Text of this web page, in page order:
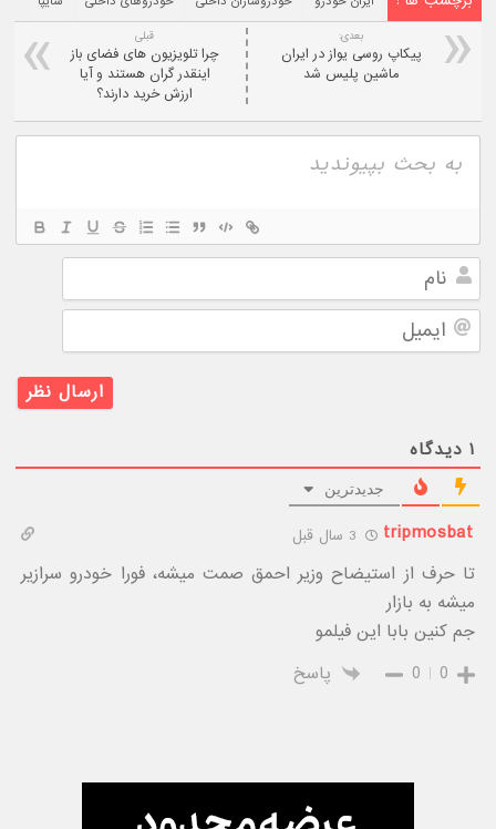
قبلی
چرا تلویزیون های فضای باز
اینقدر گران هستند و آیا
ارزش خرید دارند؟
بعدی:
پیکاپ روسی یواز در ایران
ماشین پلیس شد
ایمیل
۱ دیدگاه
جدیدترین
tripmosbat 3 سال قبل
تا حرف از استیضاح وزیر احمق صمت میشه، فورا خودرو سرازیر
میشه به بازار
جم کنین بابا این فیلمو
0
0 پاسخ